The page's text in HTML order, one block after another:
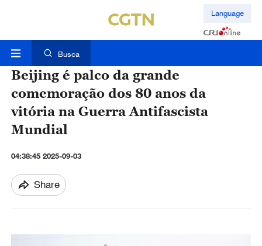
Language
Busca
Beijing é palco da grande
comemoração dos 80 anos da
vitória na Guerra Antifascista
Mundial
04:38:45 2025-09-03
Share